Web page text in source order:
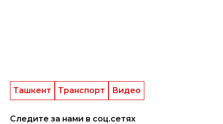
Ташкент Транспорт Видео
Следите за нами в соц.сетях